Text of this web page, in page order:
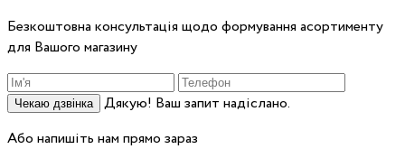
Безкоштовна консультація щодо формування асортименту
для Вашого магазину
Чекаю дзвінка
Дякую! Ваш запит надіслано.
Або напишіть нам прямо зараз